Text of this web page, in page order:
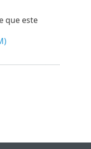
que este